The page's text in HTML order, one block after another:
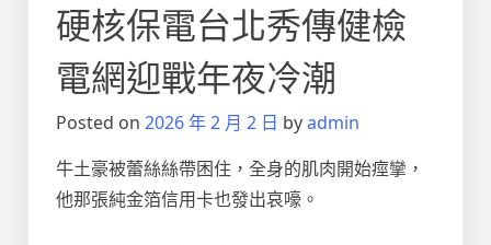
硬核保電台北秀傳健檢
電網迎戰年夜冷潮
Posted on 2026 年 2 月 2 日 byadmin
牛土豪被蕾絲絲帶困住，全身的肌肉開始痙攣，
他那張純金箔信用卡也發出哀嚎。